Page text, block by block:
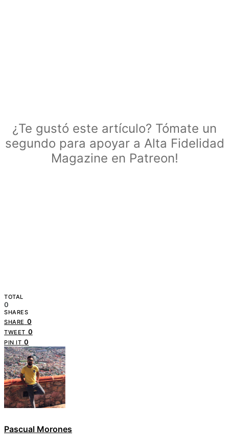
¿Te gustó este artículo? Tómate un
segundo para apoyar a Alta Fidelidad
Magazine en Patreon!
TOTAL
0
SHARES
SHARE 0
TWEET 0
PIN IT 0
Pascual Morones